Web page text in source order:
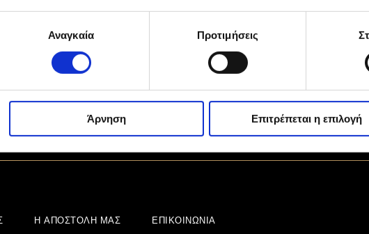
Αναγκαία Προτιμήσεις
Άρνηση Επιτρέπεται η επιλογή
ΣΤΗΝ ΠΕΡΙΠΈΤΕΙΑ
Η ΑΠΟΣΤΟΛΉ ΜΑΣ ΕΠΙΚΟΙΝΩΝΊΑ